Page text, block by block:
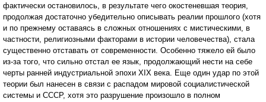
фактически остановилось, в результате чего окостеневшая теория,
продолжая достаточно убедительно описывать реалии прошлого (хотя
и по прежнему оставаясь в сложных отношениях с мистическими, в
частности, религиозными факторами в истории человечества), стала
существенно отставать от современности. Особенно тяжело ей было
из-за того, что сильно отстал ее язык, продолжающий нести на себе
черты ранней индустриальной эпохи XIX века. Еще один удар по этой
теории был нанесен в связи с распадом мировой социалистической
системы и СССР, хотя это разрушение произошло в полном